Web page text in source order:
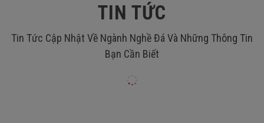
TIN TỨC
Tin Tức Cập Nhật Về Ngành Nghề Đá Và Những Thông Tin
Bạn Cần Biết